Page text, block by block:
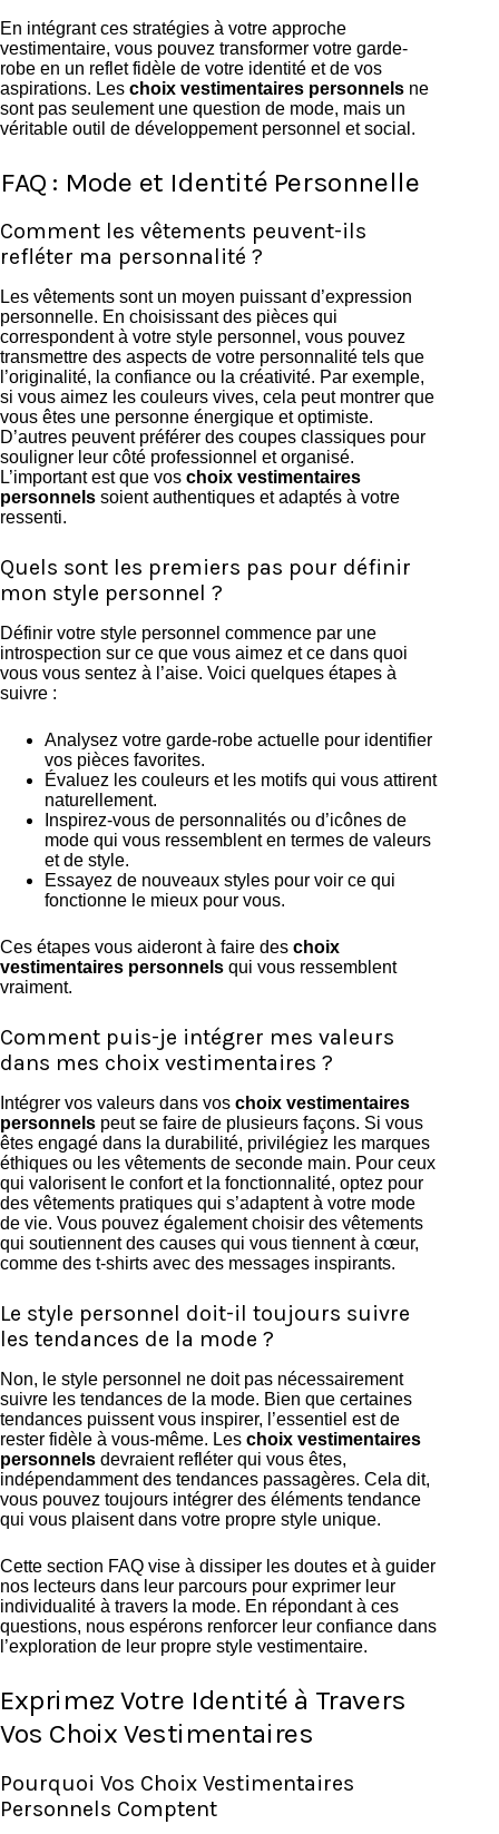
En intégrant ces stratégies à votre approche
vestimentaire, vous pouvez transformer votre garde-
robe en un reflet fidèle de votre identité et de vos
aspirations. Les choix vestimentaires personnels ne
sont pas seulement une question de mode, mais un
véritable outil de développement personnel et social.
FAQ : Mode et Identité Personnelle
Comment les vêtements peuvent-ils
refléter ma personnalité ?
Les vêtements sont un moyen puissant d’expression
personnelle. En choisissant des pièces qui
correspondent à votre style personnel, vous pouvez
transmettre des aspects de votre personnalité tels que
l’originalité, la confiance ou la créativité. Par exemple,
si vous aimez les couleurs vives, cela peut montrer que
vous êtes une personne énergique et optimiste.
D’autres peuvent préférer des coupes classiques pour
souligner leur côté professionnel et organisé.
L’important est que vos choix vestimentaires
personnels soient authentiques et adaptés à votre
ressenti.
Quels sont les premiers pas pour définir
mon style personnel ?
Définir votre style personnel commence par une
introspection sur ce que vous aimez et ce dans quoi
vous vous sentez à l’aise. Voici quelques étapes à
suivre :
Analysez votre garde-robe actuelle pour identifier
vos pièces favorites.
Évaluez les couleurs et les motifs qui vous attirent
naturellement.
Inspirez-vous de personnalités ou d’icônes de
mode qui vous ressemblent en termes de valeurs
et de style.
Essayez de nouveaux styles pour voir ce qui
fonctionne le mieux pour vous.
Ces étapes vous aideront à faire des choix
vestimentaires personnels qui vous ressemblent
vraiment.
Comment puis-je intégrer mes valeurs
dans mes choix vestimentaires ?
Intégrer vos valeurs dans vos choix vestimentaires
personnels peut se faire de plusieurs façons. Si vous
êtes engagé dans la durabilité, privilégiez les marques
éthiques ou les vêtements de seconde main. Pour ceux
qui valorisent le confort et la fonctionnalité, optez pour
des vêtements pratiques qui s’adaptent à votre mode
de vie. Vous pouvez également choisir des vêtements
qui soutiennent des causes qui vous tiennent à cœur,
comme des t-shirts avec des messages inspirants.
Le style personnel doit-il toujours suivre
les tendances de la mode ?
Non, le style personnel ne doit pas nécessairement
suivre les tendances de la mode. Bien que certaines
tendances puissent vous inspirer, l’essentiel est de
rester fidèle à vous-même. Les choix vestimentaires
personnels devraient refléter qui vous êtes,
indépendamment des tendances passagères. Cela dit,
vous pouvez toujours intégrer des éléments tendance
qui vous plaisent dans votre propre style unique.
Cette section FAQ vise à dissiper les doutes et à guider
nos lecteurs dans leur parcours pour exprimer leur
individualité à travers la mode. En répondant à ces
questions, nous espérons renforcer leur confiance dans
l’exploration de leur propre style vestimentaire.
Exprimez Votre Identité à Travers
Vos Choix Vestimentaires
Pourquoi Vos Choix Vestimentaires
Personnels Comptent